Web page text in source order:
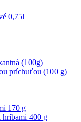
0,75l
(100g)
príchuťou (100 g)
170 g
hríbami 400 g